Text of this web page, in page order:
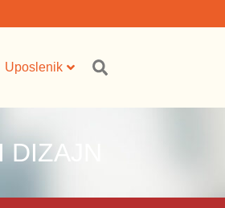
Uposlenik